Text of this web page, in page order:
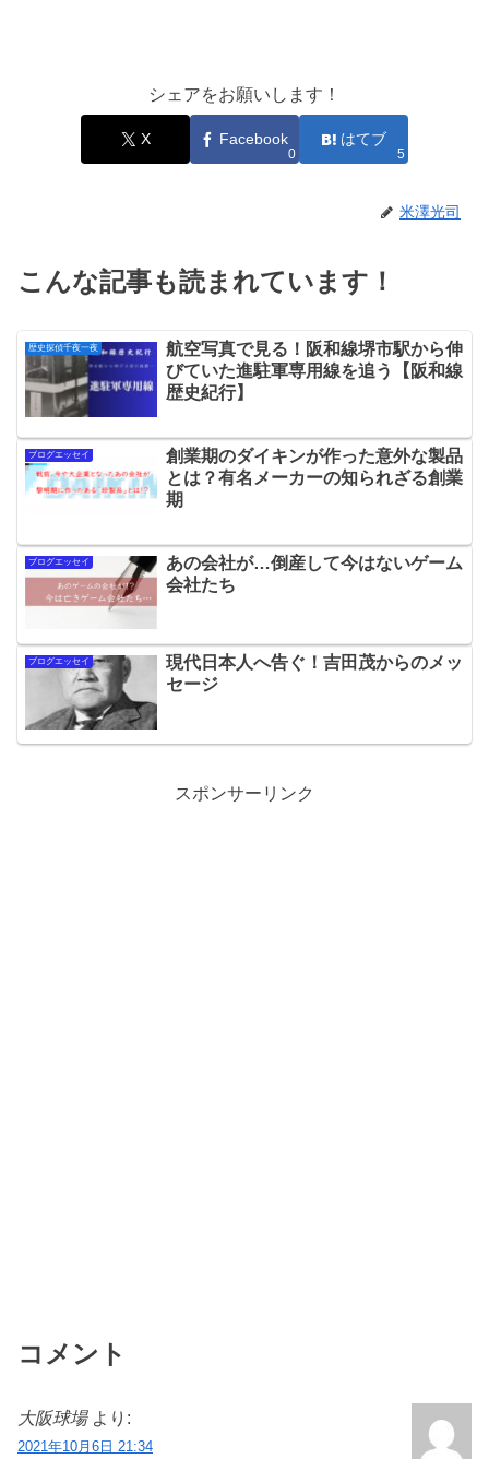
シェアをお願いします！
X Facebook
0
はてブ
5
米澤光司
こんな記事も読まれています！
歴史探偵千夜一夜
航空写真で見る！阪和線堺市駅から伸
びていた進駐軍専用線を追う【阪和線
歴史紀行】
ブログエッセイ
創業期のダイキンが作った意外な製品
とは？有名メーカーの知られざる創業
期
ブログエッセイ
あの会社が…倒産して今はないゲーム
会社たち
ブログエッセイ
現代日本人へ告ぐ！吉田茂からのメッ
セージ
スポンサーリンク
コメント
大阪球場 より:
2021年10月6日 21:34